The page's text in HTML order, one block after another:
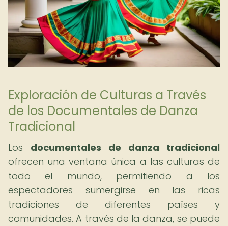
Exploración de Culturas a Través
de los Documentales de Danza
Tradicional
Los documentales de danza tradicional
ofrecen una ventana única a las culturas de
todo el mundo, permitiendo a los
espectadores sumergirse en las ricas
tradiciones de diferentes países y
comunidades. A través de la danza, se puede